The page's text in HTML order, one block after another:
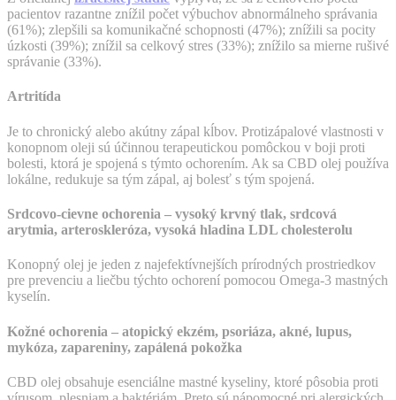
pacientov razantne znížil počet výbuchov abnormálneho správania
(61%); zlepšili sa komunikačné schopnosti (47%); znížili sa pocity
úzkosti (39%); znížil sa celkový stres (33%); znížilo sa mierne rušivé
správanie (33%).
Artritída
Je to chronický alebo akútny zápal kĺbov. Protizápalové vlastnosti v
konopnom oleji sú účinnou terapeutickou pomôckou v boji proti
bolesti, ktorá je spojená s týmto ochorením. Ak sa CBD olej používa
lokálne, redukuje sa tým zápal, aj bolesť s tým spojená.
Srdcovo-cievne ochorenia – vysoký krvný tlak, srdcová
arytmia, arteroskleróza, vysoká hladina LDL cholesterolu
Konopný olej je jeden z najefektívnejších prírodných prostriedkov
pre prevenciu a liečbu týchto ochorení pomocou Omega-3 mastných
kyselín.
Kožné ochorenia – atopický ekzém, psoriáza, akné, lupus,
mykóza, zapareniny, zapálená pokožka
CBD olej obsahuje esenciálne mastné kyseliny, ktoré pôsobia proti